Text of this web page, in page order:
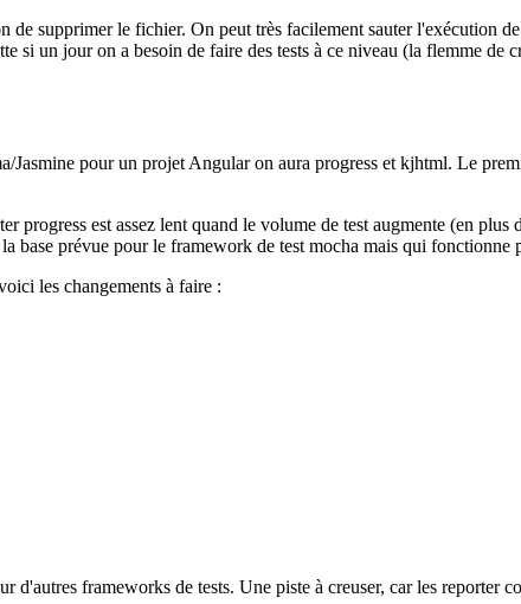
supprimer le fichier. On peut très facilement sauter l'exécution
si un jour on a besoin de faire des tests à ce niveau (la flemme de
pour un projet Angular on aura progress et kjhtml. Le
progress est assez lent quand le volume de test augmente (en
base prévue pour le framework de test mocha mais qui fonctionne
les changements à faire :
d'autres frameworks de tests. Une piste à creuser, car les reporter